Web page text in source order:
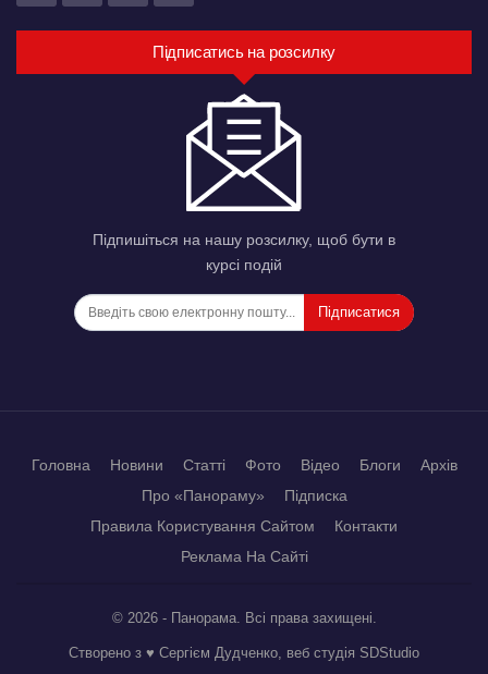
Підписатись на розсилку
Підпишіться на нашу розсилку, щоб бути в
курсі подій
Підписатися
Головна Новини Статті Фото Відео Блоги
Архів
Про «Панораму»
Підписка
Правила Користування Сайтом
Контакти
Реклама На Сайті
© 2026 - Панорама. Всі права захищені.
Створено з ♥ Сергієм Дудченко, веб студія SDStudio